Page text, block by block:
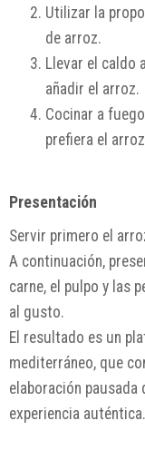
Utilizar la
de arroz.
Llevar el caldo
añadir el arroz.
Cocinar a
prefiera el
Presentación
Servir primero el
A continuación,
carne, el pulpo y las
al gusto.
El resultado es un
mediterráneo, que
elaboración pausada
experiencia auténtica.